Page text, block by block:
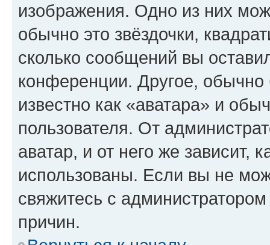
изображения. Одно из них
обычно это звёздочки,
сколько сообщений вы
конференции. Другое,
известно как «аватара» и
пользователя. От
аватар, и от него же зависит,
использованы. Если вы не
свяжитесь с
причин.